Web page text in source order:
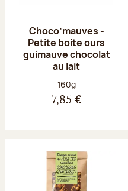
Choco’mauves -
Petite boite ours
guimauve chocolat
au lait
Poids net :
160g
7,85 €